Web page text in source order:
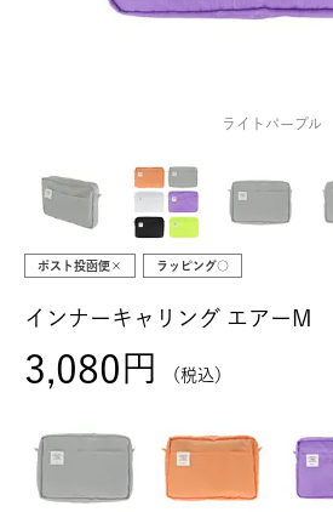
ライトパープル
ポスト投函便× ラッピング○
インナーキャリング エアーM
3,080 税込